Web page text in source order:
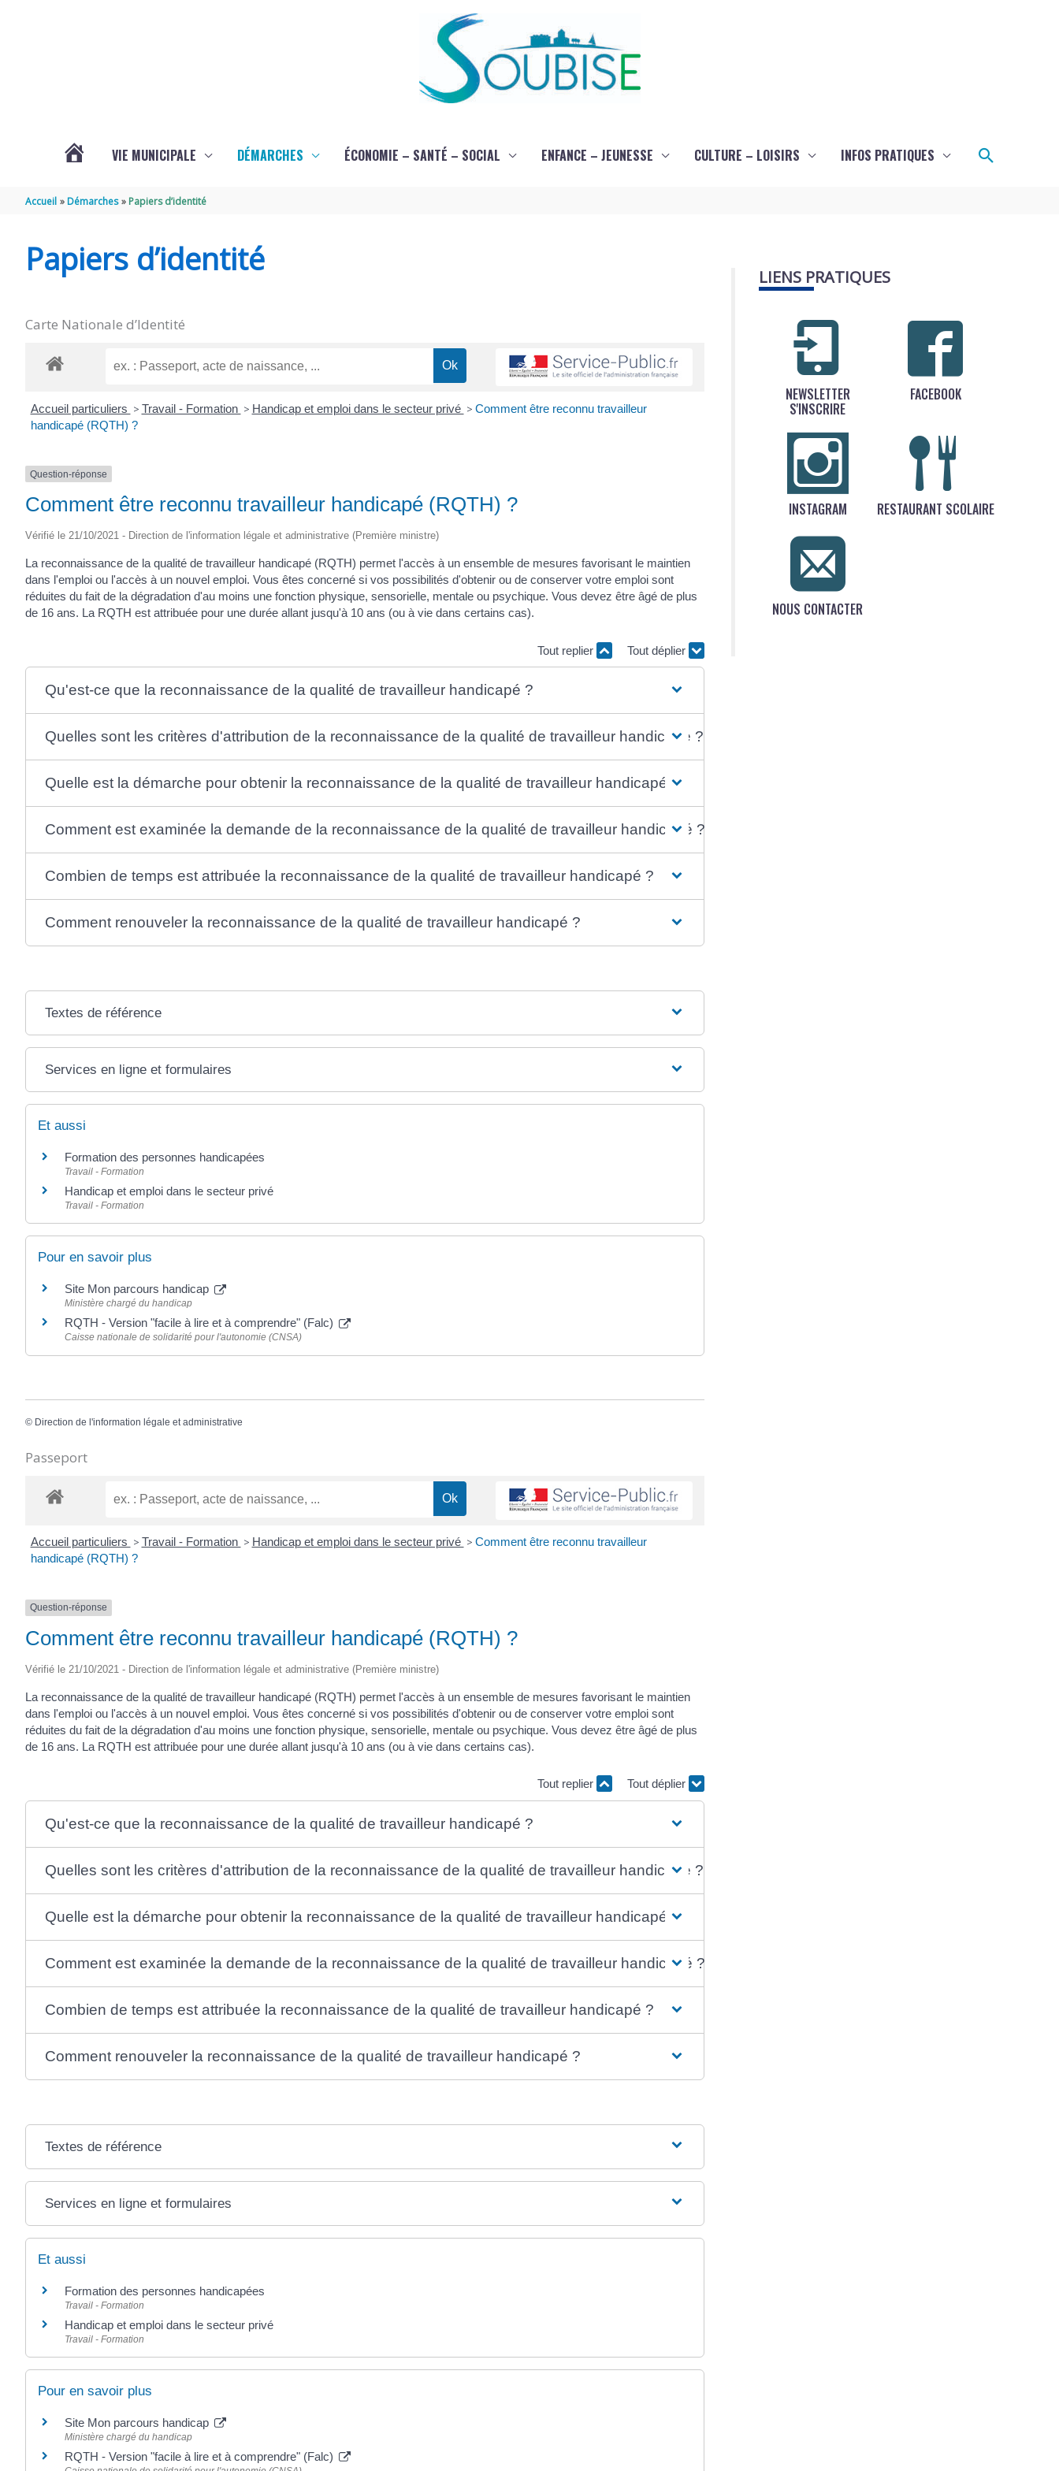
SOUBISE
VIE MUNICIPALE DÉMARCHES ÉCONOMIE – SANTÉ – SOCIAL ENFANCE – JEUNESSE CULTURE – LOISIRS INFOS PRATIQUES
Accueil Démarches Papiers d’identité
Papiers d’identité
Carte Nationale d’Identité
Accueil particuliers > Travail - Formation > Handicap et emploi dans le secteur privé > Comment être reconnu travailleur
handicapé (RQTH) ?
Question-réponse
Comment être reconnu travailleur handicapé (RQTH) ?
Vérifié le 21/10/2021 - Direction de l'information légale et administrative (Première ministre)
La reconnaissance de la qualité de travailleur handicapé (RQTH) permet l'accès à un ensemble de mesures favorisant le maintien
dans l'emploi ou l'accès à un nouvel emploi. Vous êtes concerné si vos possibilités d'obtenir ou de conserver votre emploi sont
réduites du fait de la dégradation d'au moins une fonction physique, sensorielle, mentale ou psychique. Vous devez être âgé de plus
de 16 ans. La RQTH est attribuée pour une durée allant jusqu'à 10 ans (ou à vie dans certains cas).
Tout replier Tout déplier
Qu'est-ce que la reconnaissance de la qualité de travailleur handicapé ?
Quelles sont les critères d'attribution de la reconnaissance de la qualité de travailleur handicapé ?
Quelle est la démarche pour obtenir la reconnaissance de la qualité de travailleur handicapé ?
Comment est examinée la demande de la reconnaissance de la qualité de travailleur handicapé ?
Combien de temps est attribuée la reconnaissance de la qualité de travailleur handicapé ?
Comment renouveler la reconnaissance de la qualité de travailleur handicapé ?
Textes de référence
Services en ligne et formulaires
Et aussi
Formation des personnes handicapées
Travail - Formation
Handicap et emploi dans le secteur privé
Travail - Formation
Pour en savoir plus
Site Mon parcours handicap
Ministère chargé du handicap
RQTH - Version "facile à lire et à comprendre" (Falc)
Caisse nationale de solidarité pour l'autonomie (CNSA)
© Direction de l'information légale et administrative
Passeport
Accueil particuliers > Travail - Formation > Handicap et emploi dans le secteur privé > Comment être reconnu travailleur
handicapé (RQTH) ?
Question-réponse
Comment être reconnu travailleur handicapé (RQTH) ?
Vérifié le 21/10/2021 - Direction de l'information légale et administrative (Première ministre)
La reconnaissance de la qualité de travailleur handicapé (RQTH) permet l'accès à un ensemble de mesures favorisant le maintien
dans l'emploi ou l'accès à un nouvel emploi. Vous êtes concerné si vos possibilités d'obtenir ou de conserver votre emploi sont
réduites du fait de la dégradation d'au moins une fonction physique, sensorielle, mentale ou psychique. Vous devez être âgé de plus
de 16 ans. La RQTH est attribuée pour une durée allant jusqu'à 10 ans (ou à vie dans certains cas).
Tout replier Tout déplier
Qu'est-ce que la reconnaissance de la qualité de travailleur handicapé ?
Quelles sont les critères d'attribution de la reconnaissance de la qualité de travailleur handicapé ?
Quelle est la démarche pour obtenir la reconnaissance de la qualité de travailleur handicapé ?
Comment est examinée la demande de la reconnaissance de la qualité de travailleur handicapé ?
Combien de temps est attribuée la reconnaissance de la qualité de travailleur handicapé ?
Comment renouveler la reconnaissance de la qualité de travailleur handicapé ?
Textes de référence
Services en ligne et formulaires
Et aussi
Formation des personnes handicapées
Travail - Formation
Handicap et emploi dans le secteur privé
Travail - Formation
Pour en savoir plus
Site Mon parcours handicap
Ministère chargé du handicap
RQTH - Version "facile à lire et à comprendre" (Falc)
LIENS PRATIQUES
NEWSLETTER
S'INSCRIRE
FACEBOOK
INSTAGRAM RESTAURANT SCOLAIRE
NOUS CONTACTER